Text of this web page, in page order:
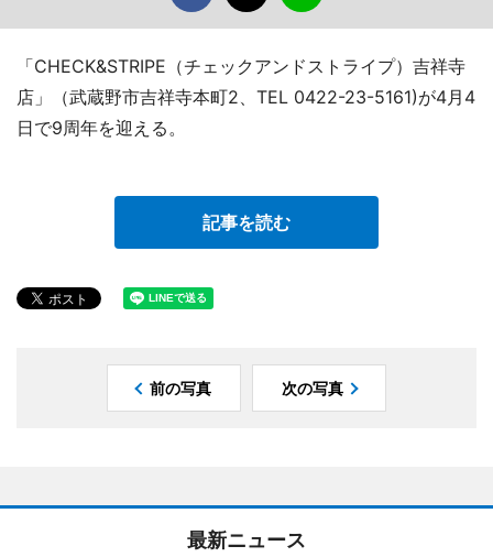
「CHECK&STRIPE（チェックアンドストライプ）吉祥寺
店」（武蔵野市吉祥寺本町2、TEL 0422-23-5161)が4月4
日で9周年を迎える。
記事を読む
前の写真 次の写真
最新ニュース